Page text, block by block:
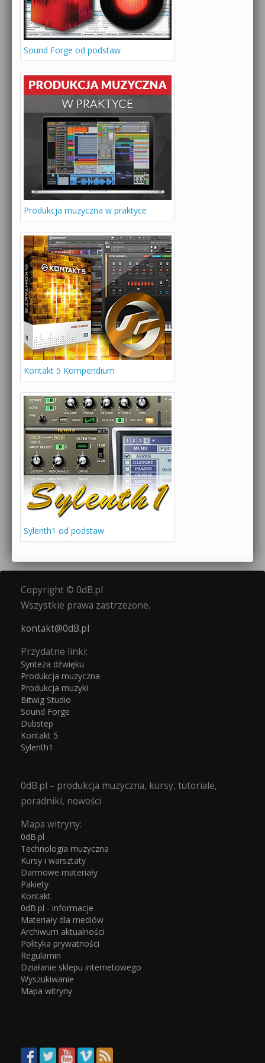
Sound Forge od podstaw
Produkcja muzyczna w praktyce
Kontakt 5 Kompendium
Sylenth1 od podstaw
Copyright © 0dB.pl
Wszystkie prawa zastrzeżone.
kontakt@0dB.pl
Przydatne linki:
Synteza dźwięku
Produkcja muzyczna
Produkcja muzyki
Bitwig Studio
Sound Forge
Dubstep
Kontakt 5
Sylenth1
0dB.pl – produkcja muzyczna, kursy, tutoriale,
poradniki, nowości
Mapa witryny:
0dB.pl
Technologia muzyczna
Kursy i warsztaty
Darmowe materiały
Pakiety
Kontakt
0dB.pl - informacje
Materiały dla mediów
Archiwum aktualności
Polityka prywatności
Regulamin
Działanie sklepu internetowego
Wyszukiwanie
Mapa witryny